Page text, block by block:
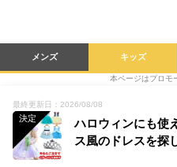
メンズ キッズ
本ページはプロモ
最終更新日：2026/08/08
決定
ハロウィンにも使
ス風のドレスを探